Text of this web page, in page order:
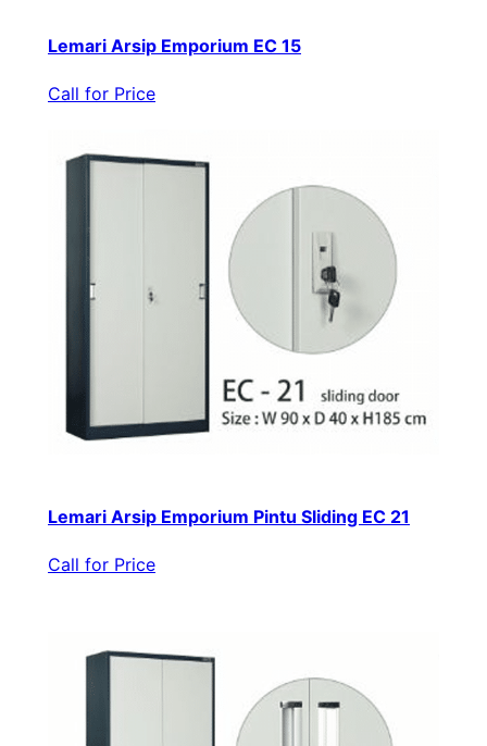
Lemari Arsip Emporium EC 15
Call for Price
Lemari Arsip Emporium Pintu Sliding EC 21
Call for Price